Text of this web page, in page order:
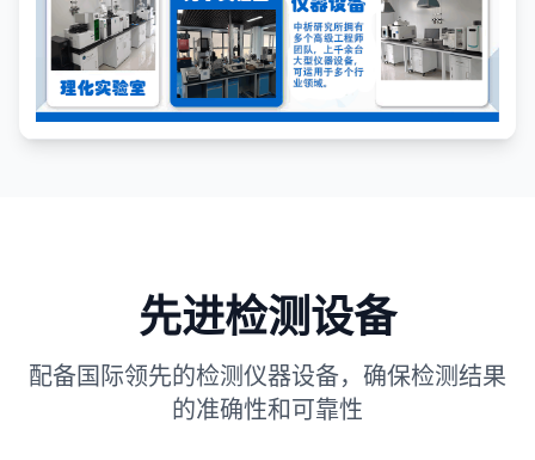
先进检测设备
配备国际领先的检测仪器设备，确保检测结果
的准确性和可靠性